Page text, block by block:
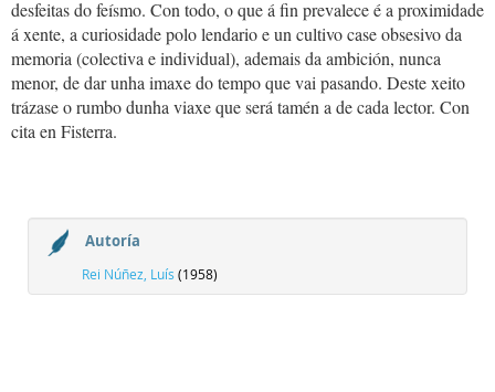
desfeitas do feísmo. Con todo, o que á fin prevalece é a proximidade
á xente, a curiosidade polo lendario e un cultivo case obsesivo da
memoria (colectiva e individual), ademais da ambición, nunca
menor, de dar unha imaxe do tempo que vai pasando. Deste xeito
trázase o rumbo dunha viaxe que será tamén a de cada lector. Con
cita en Fisterra.
Autoría
Rei Núñez, Luís (1958)